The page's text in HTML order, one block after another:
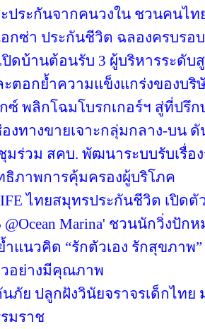
ประกันจากคนวงใน ชวนคนไ
กซ่า ประกันชีวิต ฉลองครบรอบ
ดบ้านต้อนรับ 3 ผู้บริหารระดับ
ตอกย้ำความแข็งแกร่งของบริ
ซ์ พลิกโฉมโบรกเกอร์ฯ สู่ที่ป
องทางขายเจาะกลุ่มกลาง-บน
มร่วม สคบ. พัฒนาระบบรับเรื่อ
ธิภาพการคุ้มครองผู้บริโภค
ไทยสมุทรประกันชีวิต เปิดตั
@Ocean Marina' ชวนนักวิ่งปั
แนวคิด “รักตัวเอง รักสุขภาพ
อย่างมีคุณภาพ
นภัย ปลูกฝังวินัยจราจรเด็กไท
มราช